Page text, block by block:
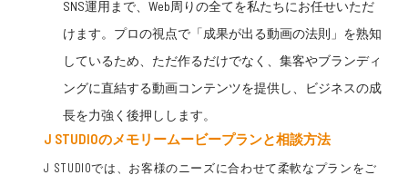
SNS運用まで、Web周りの全てを私たちにお任せいただ
けます。プロの視点で「成果が出る動画の法則」を熟知
しているため、ただ作るだけでなく、集客やブランディ
ングに直結する動画コンテンツを提供し、ビジネスの成
長を力強く後押しします。
J STUDIOのメモリームービープランと相談方法
J STUDIOでは、お客様のニーズに合わせて柔軟なプランをご